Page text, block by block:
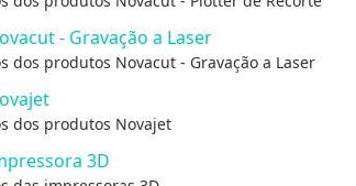
- Gravação a Laser
dos produtos Novacut - Gravação a Laser
dos produtos Novajet
3D